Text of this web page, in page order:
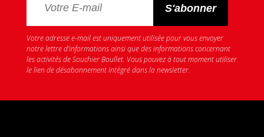
Votre adresse e-mail est uniquement utilisée pour vous envoyer
notre lettre d’informations ainsi que des informations concernant
les activités de Souchier Boullet. Vous pouvez à tout moment utiliser
le lien de désabonnement intégré dans la newsletter.